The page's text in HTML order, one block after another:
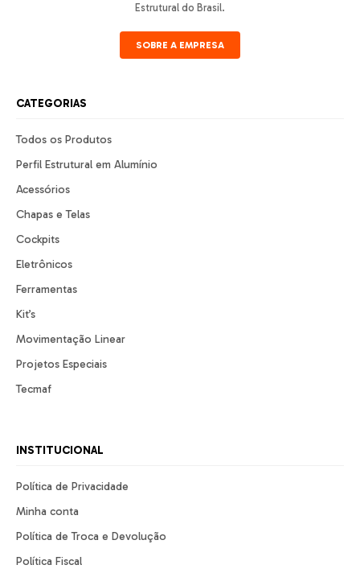
Estrutural do Brasil.
SOBRE A EMPRESA
CATEGORIAS
Todos os Produtos
Perfil Estrutural em Alumínio
Acessórios
Chapas e Telas
Cockpits
Eletrônicos
Ferramentas
Kit’s
Movimentação Linear
Projetos Especiais
Tecmaf
INSTITUCIONAL
Política de Privacidade
Minha conta
Política de Troca e Devolução
Política Fiscal